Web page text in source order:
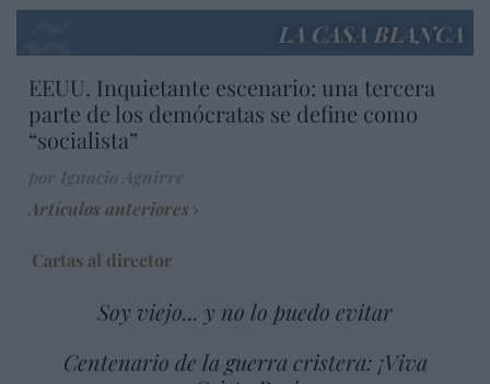
LA CASA BLANCA
EEUU. Inquietante escenario: una tercera
parte de los demócratas se define como
“socialista”
Artículos anteriores
Cartas al director
Soy viejo... y no lo puedo evitar
Centenario de la guerra cristera: ¡Viva